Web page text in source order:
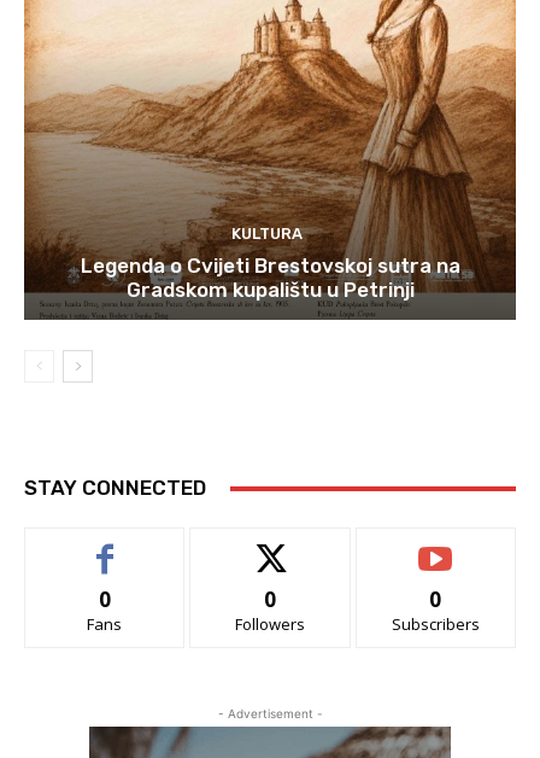
KULTURA
Legenda o Cvijeti Brestovskoj sutra na
Gradskom kupalištu u Petrinji
STAY CONNECTED
0
Fans
0
Followers
0
Subscribers
- Advertisement -